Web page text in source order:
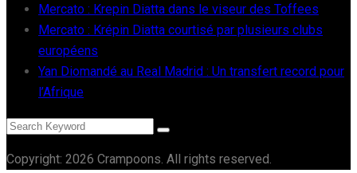
Mercato : Krepin Diatta dans le viseur des Toffees
Mercato : Krépin Diatta courtisé par plusieurs clubs
européens
Yan Diomandé au Real Madrid : Un transfert record pour
l’Afrique
Copyright: 2026 Crampoons. All rights reserved.